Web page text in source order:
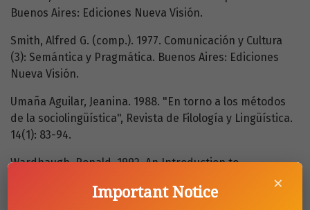
Buenos Aires: Ediciones Nueva Visión.
Smith, Alfred G. (comp.). 1977. Comunicación y Cultura
(3): Semántica y Pragmática. Buenos Aires: Ediciones
Nueva Visión.
Umaña Aguilar, Jeanina. 1988. "En torno a los métodos
de la sociolingüística", Revista de Filología y Lingüística.
14(1): 83-94.
Wardhaugh, Ronald. 1992. An Introduction to
×
Important Notice